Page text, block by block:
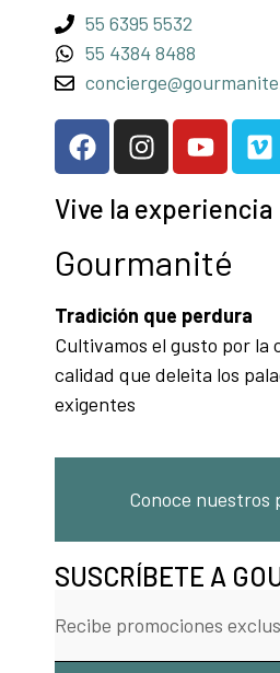
55 6395 5532
55 4384 8488
Vive la experiencia
Gourmanité
Tradición que perdura
Cultivamos el gusto por la
calidad que deleita los
exigentes
Conoce nuestros
SUSCRÍBETE A